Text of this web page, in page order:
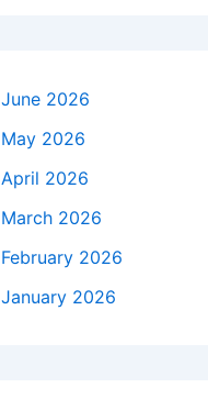
June 2026
May 2026
April 2026
March 2026
February 2026
January 2026